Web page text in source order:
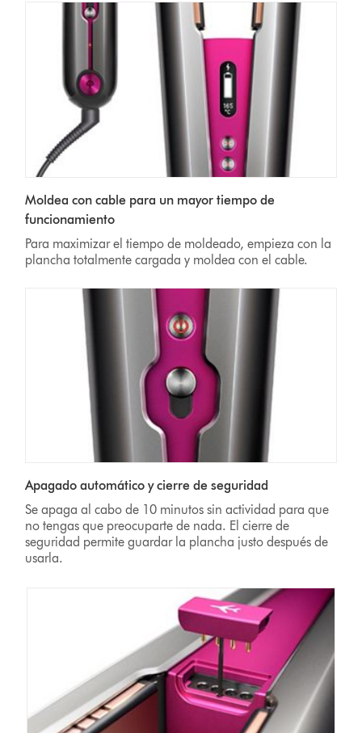
Moldea con cable para un mayor tiempo de
funcionamiento
Para maximizar el tiempo de moldeado, empieza con la
plancha totalmente cargada y moldea con el cable.
Apagado automático y cierre de seguridad
Se apaga al cabo de 10 minutos sin actividad para que
no tengas que preocuparte de nada. El cierre de
seguridad permite guardar la plancha justo después de
usarla.